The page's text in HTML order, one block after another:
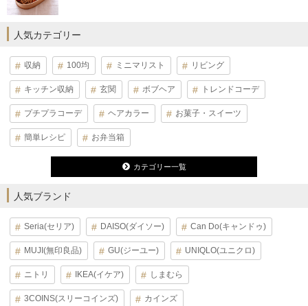
人気カテゴリー
収納 100均 ミニマリスト リビング
キッチン収納 玄関 ボブヘア トレンドコーデ
プチプラコーデ ヘアカラー お菓子・スイーツ
簡単レシピ お弁当箱
カテゴリー一覧
人気ブランド
Seria(セリア) DAISO(ダイソー) Can Do(キャンドゥ)
MUJI(無印良品) GU(ジーユー) UNIQLO(ユニクロ)
ニトリ IKEA(イケア) しまむら
3COINS(スリーコインズ) カインズ